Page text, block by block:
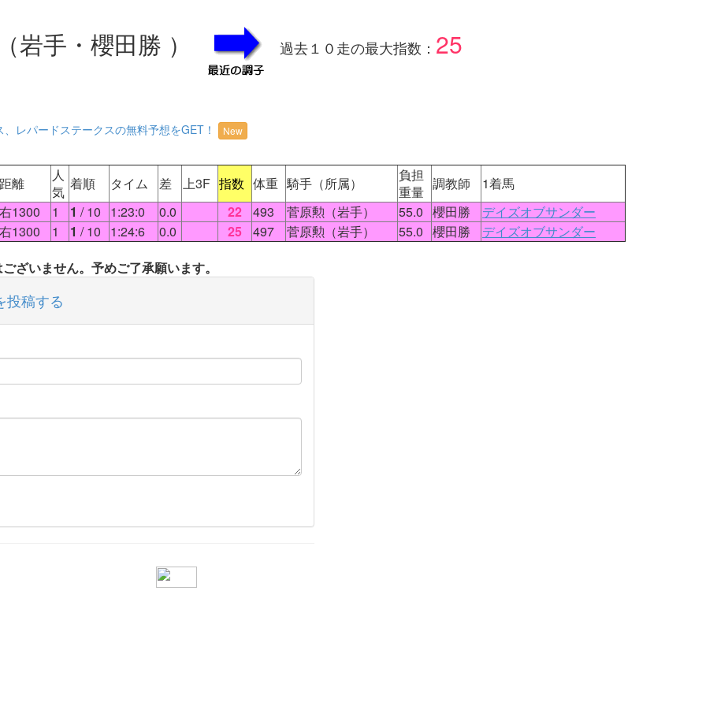
岩手・櫻田勝 ） 過去１０走の最大指数： 25
レパードステークスの無料予想をGET！ New
距離
人
気 着順 タイム 差 上3F 指数 体重 騎手（所属）
負担
重量 調教師
1着馬
右1300
1 1 / 10 1:23:0 0.0 22 493 菅原勲（岩手） 55.0 櫻田勝
デイズオブサンダー
右1300
1 1 / 10 1:24:6 0.0 25 497 菅原勲（岩手） 55.0 櫻田勝
デイズオブサンダー
ざいません。予めご了承願います。
投稿する